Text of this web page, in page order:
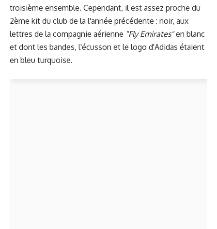
troisième ensemble. Cependant, il est assez proche du
2ème kit du club de la l'année précédente : noir, aux
lettres de la compagnie aérienne "Fly Emirates"en blanc
et dont les bandes, l'écusson et le logo d'Adidas étaient
en bleu turquoise.